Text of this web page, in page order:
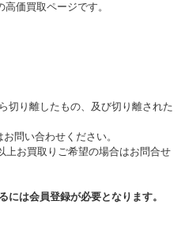
価買取ページです。
切り離したもの、及び切り離された
問い合わせください。
上お買取りご希望の場合はお問合せ
には会員登録が必要となります。